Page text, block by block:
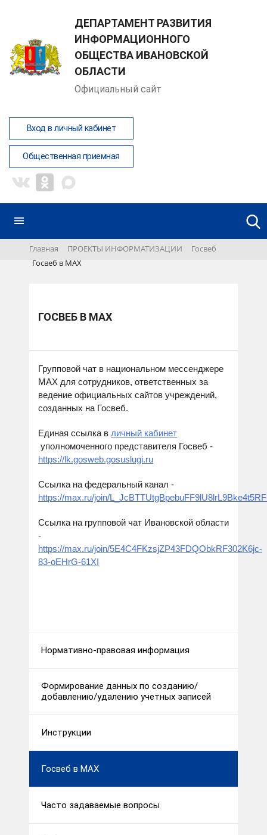
ДЕПАРТАМЕНТ РАЗВИТИЯ
ИНФОРМАЦИОННОГО
ОБЩЕСТВА ИВАНОВСКОЙ
ОБЛАСТИ
Официальный сайт
Вход в личный кабинет
Общественная приемная
Главная ПРОЕКТЫ ИНФОРМАТИЗАЦИИ
Госвеб
Госвеб в MAX
ГОСВЕБ В MAX
Групповой чат в национальном мессенджере
МАХ для сотрудников, ответственных за
ведение официальных сайтов учреждений,
созданных на Госвеб.
Единая ссылка в личный кабинет
уполномоченного представителя Госвеб -
https://lk.gosweb.gosuslugi.ru
Ссылка на федеральный канал -
https://max.ru/join/
Ссылка на групповой чат Ивановской области
-
https://max.ru/join/5E4C4FKzsjZP43FDQObkRF302K6jc-
83-oEHrG-61XI
Нормативно-правовая информация
Формирование данных по созданию/
добавлению/удалению учетных записей
Инструкции
Госвеб в MAX
Часто задаваемые вопросы